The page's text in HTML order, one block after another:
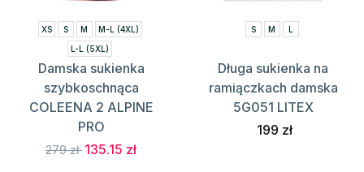
XS S M
M-L (4XL)
L-L (5XL)
Damska sukienka
szybkoschnąca
COLEENA 2 ALPINE
PRO
279 zł 135.15 zł
S M L
Długa sukienka na
ramiączkach damska
5G051 LITEX
199 zł